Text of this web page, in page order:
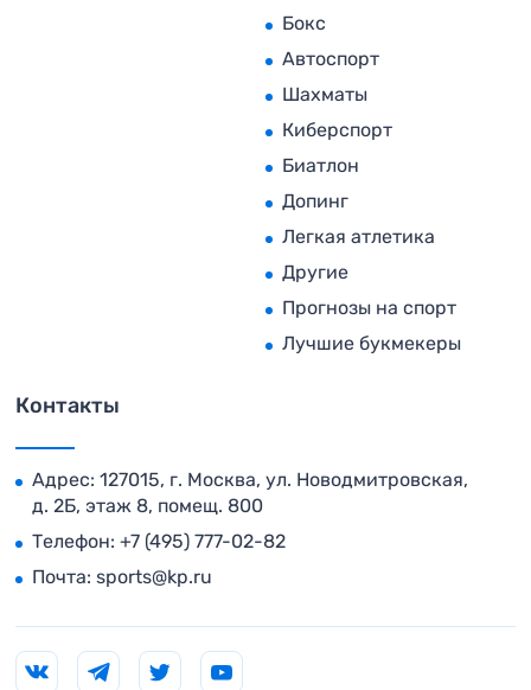
Бокс
Автоспорт
Шахматы
Киберспорт
Биатлон
Допинг
Легкая атлетика
Другие
Прогнозы на спорт
Лучшие букмекеры
Контакты
Адрес: 127015, г. Москва, ул. Новодмитровская,
д. 2Б, этаж 8, помещ. 800
Телефон: +7 (495) 777-02-82
Почта: sports@kp.ru